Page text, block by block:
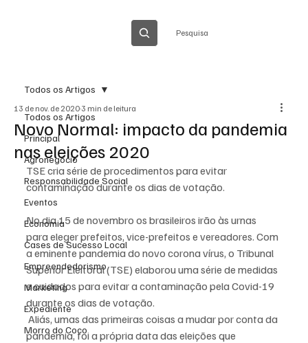
Pesquisa
Todos os Artigos
Principal
Agronegócio
Responsabilidade Social
Eventos
Economia
Cases de Sucesso Local
Empreendedorismo
Marketing
Expediente
Morro do Coco
Todos os Artigos
Novo Normal: impacto da pandemia
nas eleições 2020
13 de nov. de 2020 3 min de leitura
TSE cria série de procedimentos para evitar
contaminação durante os dias de votação.
No dia 15 de novembro os brasileiros irão às urnas
para eleger prefeitos, vice-prefeitos e vereadores. Com
a eminente pandemia do novo corona vírus, o Tribunal
Superior Eleitoral (TSE) elaborou uma série de medidas
e cuidados para evitar a contaminação pela Covid-19
durante os dias de votação.
pandemia, foi a própria data das eleições que